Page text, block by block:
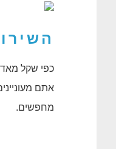
כפי שקל מאד
אתם
מחפשים.